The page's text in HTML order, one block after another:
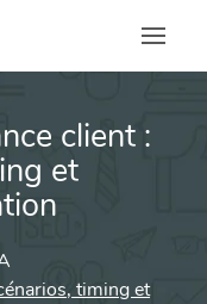
client :
et
timing et